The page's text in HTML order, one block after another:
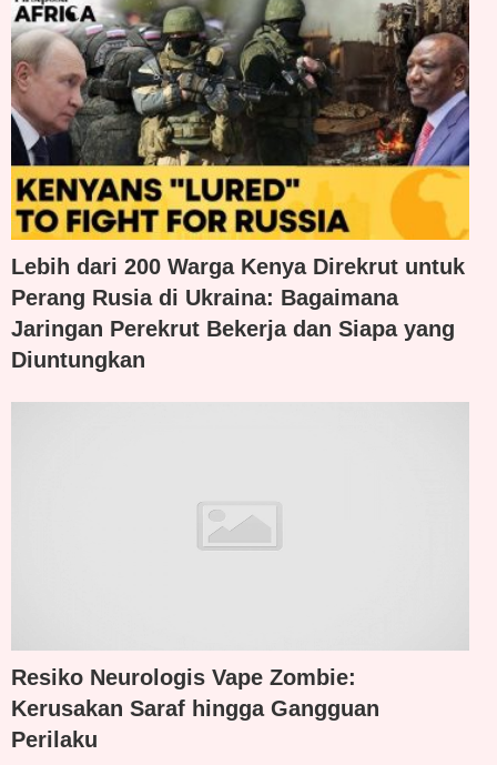
Lebih dari 200 Warga Kenya Direkrut untuk
Perang Rusia di Ukraina: Bagaimana
Jaringan Perekrut Bekerja dan Siapa yang
Diuntungkan
Resiko Neurologis Vape Zombie:
Kerusakan Saraf hingga Gangguan
Perilaku